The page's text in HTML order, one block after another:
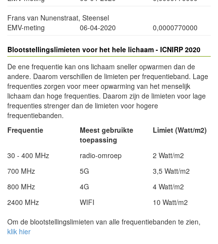
Frans van Nunenstraat, Steensel
EMV-meting
06-04-2020 0,0000770000
Blootstellingslimieten voor het hele lichaam - ICNIRP 2020
De ene frequentie kan ons lichaam sneller opwarmen dan de
andere. Daarom verschillen de limieten per frequentieband. Lage
frequenties zorgen voor meer opwarming van het menselijk
lichaam dan hoge frequenties. Daarom zijn de limieten voor lage
frequenties strenger dan de limieten voor hogere
frequentiebanden.
Frequentie
Meest gebruikte
toepassing
Limiet (Watt/m2)
30 - 400 MHz radio-omroep
2 Watt/m2
700 MHz
5G
3,5 Watt/m2
800 MHz
4G
4 Watt/m2
2400 MHz
WIFI
10 Watt/m2
Om de blootstellingslimieten van alle frequentiebanden te zien,
klik hier